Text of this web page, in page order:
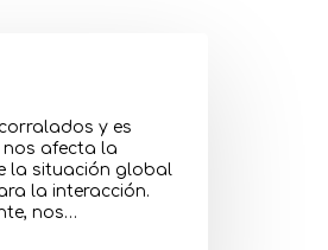
y es
afecta la
la situación global
la interacción.
nos…